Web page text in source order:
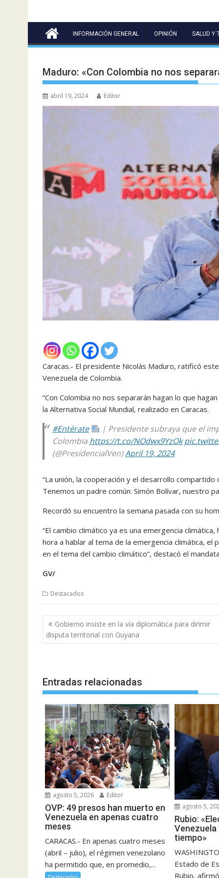
INFORMACIÓN GENERAL OPINIÓN SALUD Y
Maduro: «Con Colombia no nos
abril 19, 2024 Editor
Caracas.- El presidente Nicolás Maduro, ratificó
Venezuela de Colombia.
“Con Colombia no nos separarán hagan lo que
la Alternativa Social Mundial, realizado en Caracas.
#Entérate
| Presidente subraya que el
Colombia https://t.co/NOdwx9YzOk
(@PresidencialVen)April 19, 2024
“La unión, la cooperación y el desarrollo
Tenemos un padre común: Simón Bolívar, nuestro
Recordó su encuentro la semana pasada con su
“El cambio climático ya es una emergencia
hora a hablar al tema de la emergencia climática,
en el tema del cambio climático”, destacó el
GV/
Destacados
Navegación
de
entradas
Gobierno insiste en la vía diplomática para dirimir
disputa territorial con Guyana
Entradas relacionadas
agosto 5, 2026 Editor
OVP: 49 presos han muerto en
Venezuela en apenas cuatro
meses
CARACAS.- En apenas cuatro meses
(abril – julio), el régimen venezolano
ha permitido que, en promedio,...
agosto 5,
Rubio:
Venezuela
tiempo»
Estado de
Rubio,